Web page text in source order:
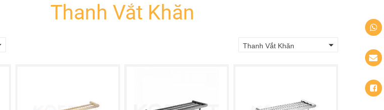
Thanh Vắt Khăn
Thanh Vắt Khăn